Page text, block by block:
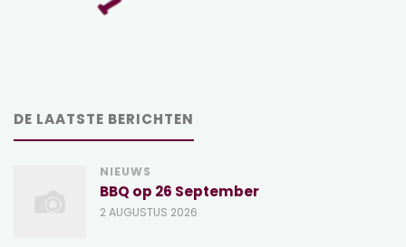
DE LAATSTE BERICHTEN
NIEUWS
BBQ op 26 September
2 AUGUSTUS 2026